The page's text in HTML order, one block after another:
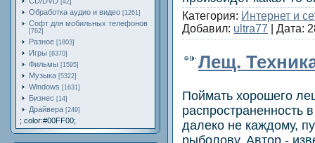
[42]
Обработка аудио и видео [1261]
Софт для мобильных телефонов
[762]
Разное [1803]
Игры [8370]
Фильмы [1595]
Музыка [5322]
Windows [1631]
Бизнес [14]
Драйвера [249]
; color:#00FF00;
Категория: Интернет и
Добавил: ultra77 | Дата:
Лещ.
Поймать хорошего
распространенность
далеко не каждому,
рыболову. Автор -